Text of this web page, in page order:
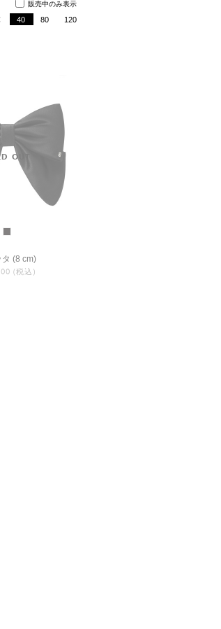
販売中のみ表示
40 80 120
(8 cm)
(税込)